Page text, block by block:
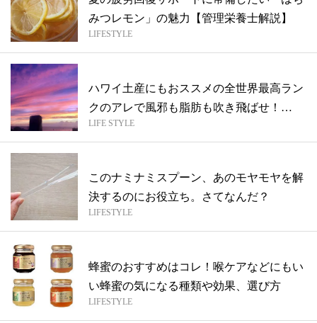
みつレモン」の魅力【管理栄養士解説】
LIFESTYLE
ハワイ土産にもおススメの全世界最高ラン
クのアレで風邪も脂肪も吹き飛ばせ！
【MAR...
LIFE STYLE
このナミナミスプーン、あのモヤモヤを解
決するのにお役立ち。さてなんだ？
LIFESTYLE
蜂蜜のおすすめはコレ！喉ケアなどにもい
い蜂蜜の気になる種類や効果、選び方
LIFESTYLE